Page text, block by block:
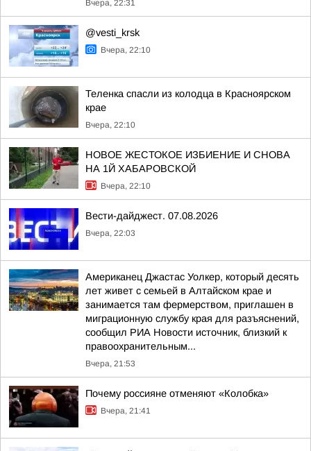
Вчера, 22:31
@vesti_krsk
Вчера, 22:10
Теленка спасли из колодца в Красноярском
крае
Вчера, 22:10
НОВОЕ ЖЕСТОКОЕ ИЗБИЕНИЕ И СНОВА
НА 1Й ХАБАРОВСКОЙ
Вчера, 22:10
Вести-дайджест. 07.08.2026
Вчера, 22:03
Американец Джастас Уолкер, который десять
лет живет с семьей в Алтайском крае и
занимается там фермерством, приглашен в
миграционную службу края для разъяснений,
сообщил РИА Новости источник, близкий к
правоохранительным...
Вчера, 21:53
Почему россияне отменяют «Колобка»
Вчера, 21:41